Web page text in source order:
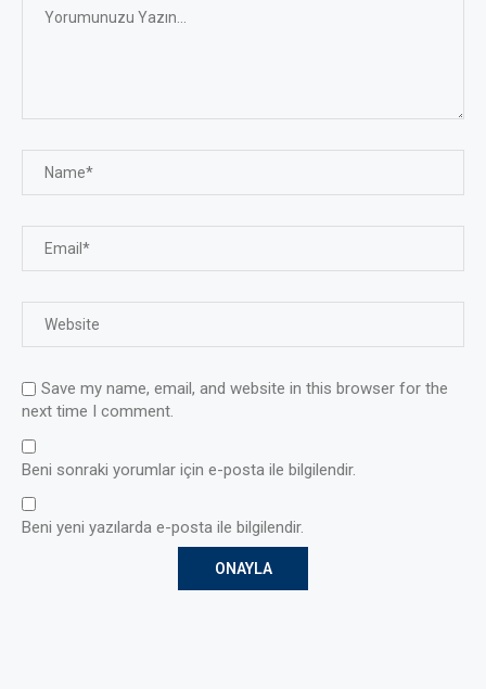
Save my name, email, and website in this browser for the
next time I comment.
Beni sonraki yorumlar için e-posta ile bilgilendir.
Beni yeni yazılarda e-posta ile bilgilendir.